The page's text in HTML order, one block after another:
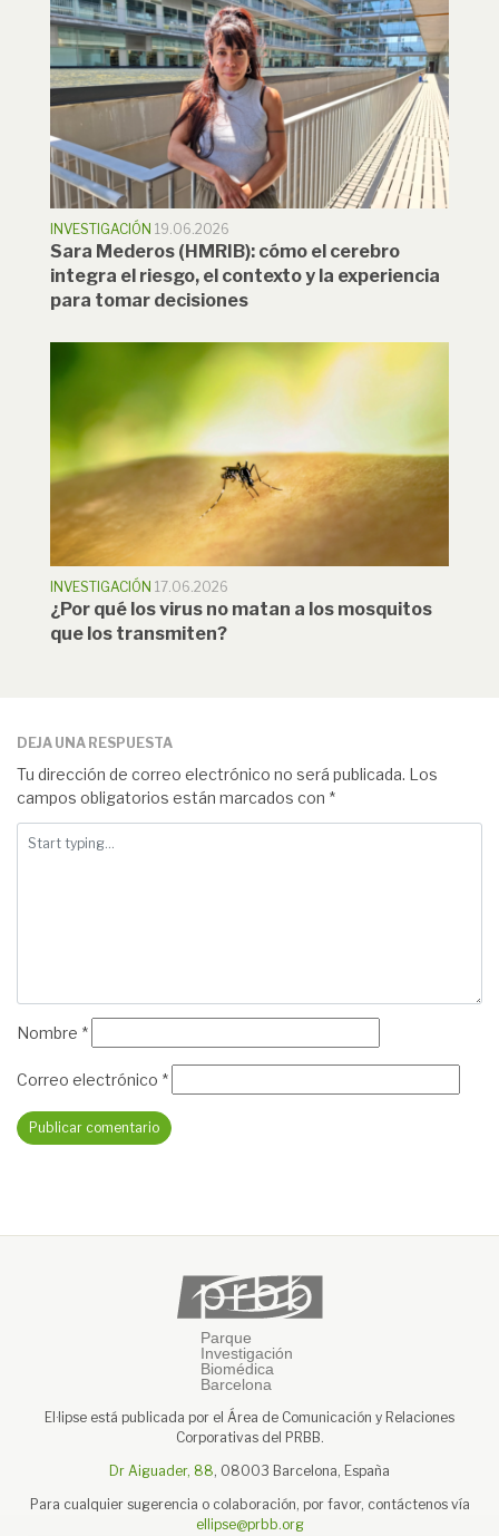
INVESTIGACIÓN 19.06.2026
Sara Mederos (HMRIB): cómo el cerebro
integra el riesgo, el contexto y la experiencia
para tomar decisiones
INVESTIGACIÓN 17.06.2026
¿Por qué los virus no matan a los mosquitos
que los transmiten?
DEJA UNA RESPUESTA
Tu dirección de correo electrónico no será publicada. Los
campos obligatorios están marcados con *
Nombre *
Correo electrónico *
El·lipse está publicada por el Área de Comunicación y Relaciones
Corporativas del PRBB.
Dr Aiguader, 88, 08003 Barcelona, España
Para cualquier sugerencia o colaboración, por favor, contáctenos vía
ellipse@prbb.org